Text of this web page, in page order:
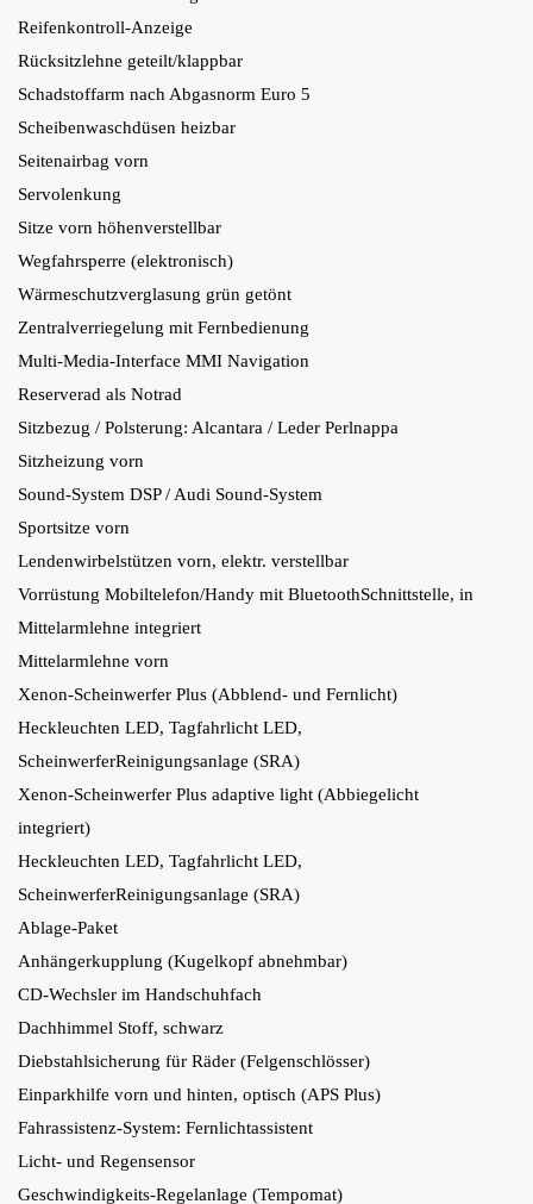
Reifenkontroll-Anzeige
Rücksitzlehne geteilt/klappbar
Schadstoffarm nach Abgasnorm Euro 5
Scheibenwaschdüsen heizbar
Seitenairbag vorn
Servolenkung
Sitze vorn höhenverstellbar
Wegfahrsperre (elektronisch)
Wärmeschutzverglasung grün getönt
Zentralverriegelung mit Fernbedienung
Multi-Media-Interface MMI Navigation
Reserverad als Notrad
Sitzbezug / Polsterung: Alcantara / Leder Perlnappa
Sitzheizung vorn
Sound-System DSP / Audi Sound-System
Sportsitze vorn
Lendenwirbelstützen vorn, elektr. verstellbar
Vorrüstung Mobiltelefon/Handy mit BluetoothSchnittstelle, in
Mittelarmlehne integriert
Mittelarmlehne vorn
Xenon-Scheinwerfer Plus (Abblend- und Fernlicht)
Heckleuchten LED, Tagfahrlicht LED,
ScheinwerferReinigungsanlage (SRA)
Xenon-Scheinwerfer Plus adaptive light (Abbiegelicht
integriert)
Heckleuchten LED, Tagfahrlicht LED,
ScheinwerferReinigungsanlage (SRA)
Ablage-Paket
Anhängerkupplung (Kugelkopf abnehmbar)
CD-Wechsler im Handschuhfach
Dachhimmel Stoff, schwarz
Diebstahlsicherung für Räder (Felgenschlösser)
Einparkhilfe vorn und hinten, optisch (APS Plus)
Fahrassistenz-System: Fernlichtassistent
Licht- und Regensensor
Geschwindigkeits-Regelanlage (Tempomat)